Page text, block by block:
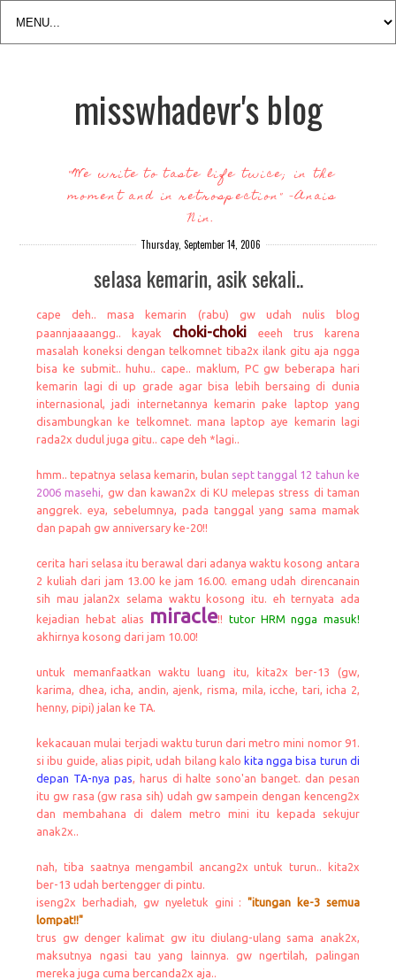
misswhadevr's blog
"We write to taste life twice; in the
moment and in retrospection" -Anais
Nin.
Thursday, September 14, 2006
selasa kemarin, asik sekali..
cape deh.. masa kemarin (rabu) gw udah nulis blog
paannjaaaangg.. kayak choki-choki eeeh trus karena
masalah koneksi dengan telkomnet tiba2x ilank gitu aja ngga
bisa ke submit.. huhu.. cape.. maklum, PC gw beberapa hari
kemarin lagi di up grade agar bisa lebih bersaing di dunia
internasional, jadi internetannya kemarin pake laptop yang
disambungkan ke telkomnet. mana laptop aye kemarin lagi
rada2x dudul juga gitu.. cape deh *lagi..
hmm.. tepatnya selasa kemarin, bulan sept tanggal 12 tahun ke
2006 masehi, gw dan kawan2x di KU melepas stress di taman
anggrek. eya, sebelumnya, pada tanggal yang sama mamak
dan papah gw anniversary ke-20!!
cerita hari selasa itu berawal dari adanya waktu kosong antara
2 kuliah dari jam 13.00 ke jam 16.00. emang udah direncanain
sih mau jalan2x selama waktu kosong itu. eh ternyata ada
kejadian hebat alias
miracle!! tutor HRM ngga masuk!
akhirnya kosong dari jam 10.00!
untuk memanfaatkan waktu luang itu, kita2x ber-13 (gw,
karima, dhea, icha, andin, ajenk, risma, mila, icche, tari, icha 2,
henny, pipi) jalan ke TA.
kekacauan mulai terjadi waktu turun dari metro mini nomor 91.
si ibu guide, alias pipit, udah bilang kalo kita ngga bisa turun di
depan TA-nya pas, harus di halte sono'an banget. dan pesan
itu gw rasa (gw rasa sih) udah gw sampein dengan kenceng2x
dan membahana di dalem metro mini itu kepada sekujur
anak2x..
nah, tiba saatnya mengambil ancang2x untuk turun.. kita2x
ber-13 udah bertengger di pintu.
iseng2x berhadiah, gw nyeletuk gini :"itungan ke-3 semua
lompat!!"
trus gw denger kalimat gw itu diulang-ulang sama anak2x,
maksutnya ngasi tau yang lainnya. gw ngertilah, palingan
mereka juga cuma bercanda2x aja..